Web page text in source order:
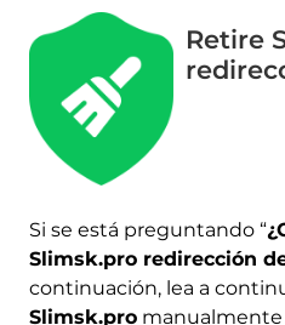
Retire
Si se está preguntando “
Slimsk.pro redirección
continuación, lea a
Slimsk.promanualmente